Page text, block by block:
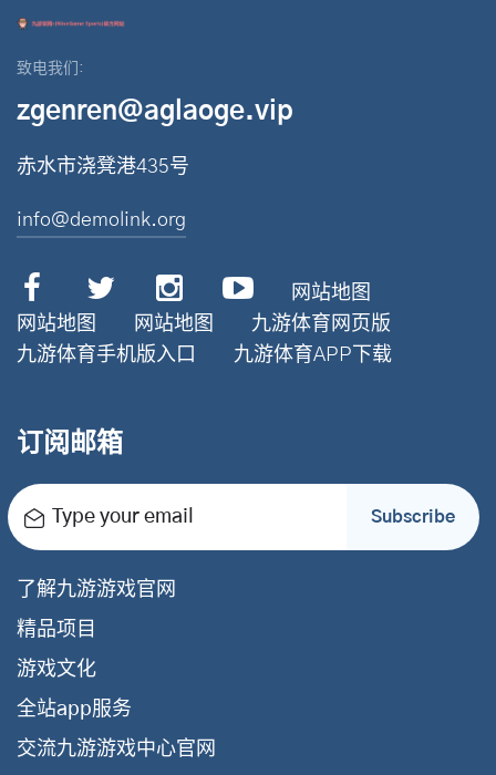
致电我们:
zgenren@aglaoge.vip
赤水市浇凳港435号
info@demolink.org
网站地图
网站地图
网站地图
九游体育网页版
九游体育手机版入口
九游体育APP下载
订阅邮箱
Type your email Subscribe
了解九游游戏官网
精品项目
游戏文化
全站app服务
交流九游游戏中心官网